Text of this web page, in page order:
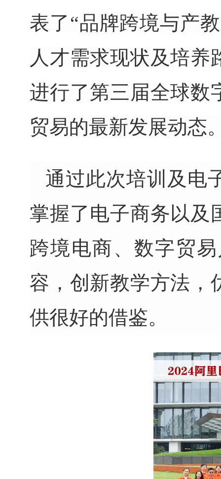
表了 “品牌跨境与产
人才需求现状及培养
进行了第三届全球数
贸易的最新发展动态
通过此次培训及电
掌握了 电子商务以及
跨境电商、数字贸
容，创新教学方法，
供很好的借鉴。